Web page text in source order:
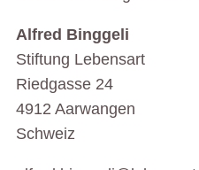
Alfred Binggeli
Stiftung Lebensart
Riedgasse 24
4912 Aarwangen
Schweiz